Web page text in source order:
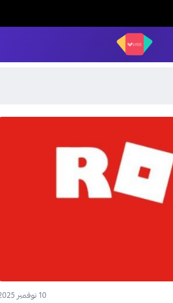
LUCK STORE
10 نوفمبر 2025